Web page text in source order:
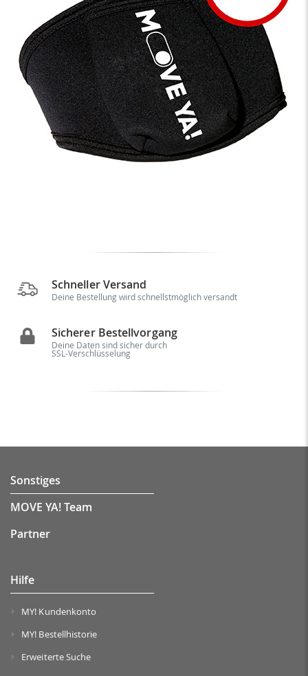
Schneller Versand
Deine Bestellung wird schnellstmöglich versandt
Sicherer Bestellvorgang
Deine Daten sind sicher durch
SSL-Verschlüsselung
Sonstiges
MOVE YA! Team
Partner
Hilfe
MY! Kundenkonto
MY! Bestellhistorie
Erweiterte Suche